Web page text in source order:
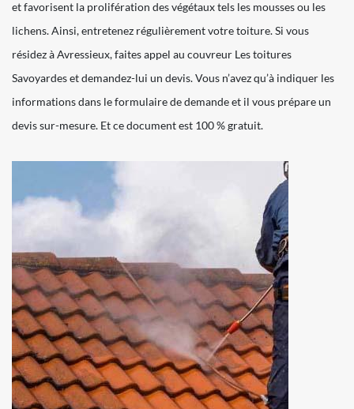
et favorisent la prolifération des végétaux tels les mousses ou les
lichens. Ainsi, entretenez régulièrement votre toiture. Si vous
résidez à Avressieux, faites appel au couvreur Les toitures
Savoyardes et demandez-lui un devis. Vous n’avez qu’à indiquer les
informations dans le formulaire de demande et il vous prépare un
devis sur-mesure. Et ce document est 100 % gratuit.